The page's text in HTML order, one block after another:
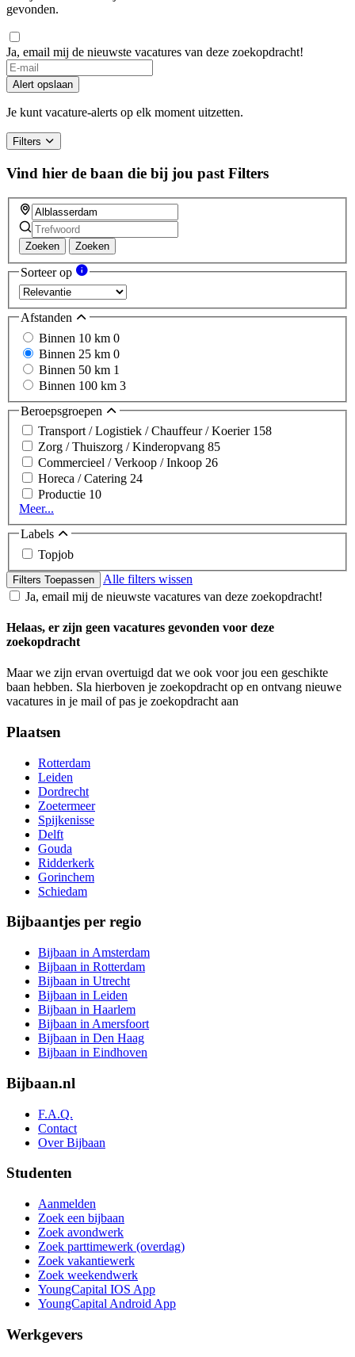
gevonden.
Ja, email mij de nieuwste vacatures van deze zoekopdracht!
Alert opslaan
Je kunt vacature-alerts op elk moment uitzetten.
Filters
Vind hier de baan die bij jou past Filters
Zoeken Zoeken
Sorteer op
Afstanden
Binnen 10 km 0
Binnen 25 km 0
Binnen 50 km 1
Binnen 100 km 3
Beroepsgroepen
Transport / Logistiek / Chauffeur / Koerier 158
Zorg / Thuiszorg / Kinderopvang 85
Commercieel / Verkoop / Inkoop 26
Horeca / Catering 24
Productie 10
Meer...
Labels
Topjob
Filters Toepassen
Alle filters wissen
Ja, email mij de nieuwste vacatures van deze zoekopdracht!
Helaas, er zijn geen vacatures gevonden voor deze
zoekopdracht
Maar we zijn ervan overtuigd dat we ook voor jou een geschikte
baan hebben. Sla hierboven je zoekopdracht op en ontvang nieuwe
vacatures in je mail of pas je zoekopdracht aan
Plaatsen
Rotterdam
Leiden
Dordrecht
Zoetermeer
Spijkenisse
Delft
Gouda
Ridderkerk
Gorinchem
Schiedam
Bijbaantjes per regio
Bijbaan in Amsterdam
Bijbaan in Rotterdam
Bijbaan in Utrecht
Bijbaan in Leiden
Bijbaan in Haarlem
Bijbaan in Amersfoort
Bijbaan in Den Haag
Bijbaan in Eindhoven
Bijbaan.nl
F.A.Q.
Contact
Over Bijbaan
Studenten
Aanmelden
Zoek een bijbaan
Zoek avondwerk
Zoek parttimewerk (overdag)
Zoek vakantiewerk
Zoek weekendwerk
YoungCapital IOS App
YoungCapital Android App
Werkgevers